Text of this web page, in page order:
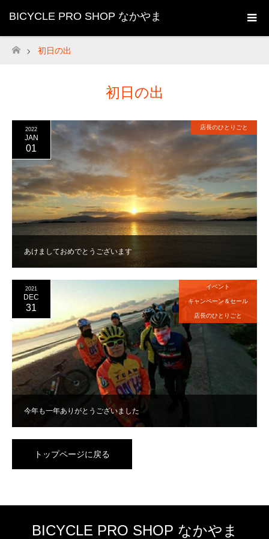
BICYCLE PRO SHOP なかやま
ホーム
初日の出
初日の出
あけましておめでとうございます
2022
JAN
01
店長のひとりごと
今年も一年ありがとうございました
2021
DEC
31
イベント
キャンペーン＆セール
店長のひとりごと
トップページに戻る
BICYCLE PRO SHOP なかやま